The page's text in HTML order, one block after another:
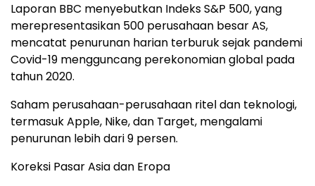
Laporan BBC menyebutkan Indeks S&P 500, yang
merepresentasikan 500 perusahaan besar AS,
mencatat penurunan harian terburuk sejak pandemi
Covid-19 mengguncang perekonomian global pada
tahun 2020.
Saham perusahaan-perusahaan ritel dan teknologi,
termasuk Apple, Nike, dan Target, mengalami
penurunan lebih dari 9 persen.
Koreksi Pasar Asia dan Eropa